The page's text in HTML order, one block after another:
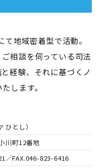
地域密着型で活動。
相談を伺っている司法
経験、それに基づくノ
します。
ひとし）
川町12番地
／FAX.046-823-6416